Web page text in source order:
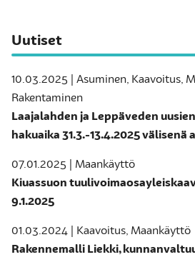
Uutiset
10.03.2025 | Asuminen, Kaavoitus,
Rakentaminen
Laajalahden ja Leppäveden
hakuaika 31.3.-13.4.2025 välisenä
07.01.2025 | Maankäyttö
Kiuassuon
9.1.2025
01.03.2024 | Kaavoitus, Maankäyttö
Rakennemalli Liekki,